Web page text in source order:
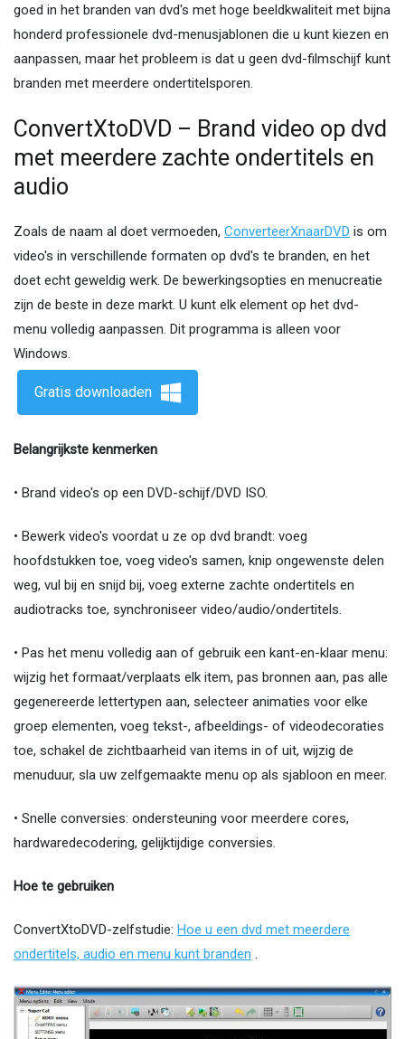
goed in het branden van dvd's met hoge beeldkwaliteit met bijna
honderd professionele dvd-menusjablonen die u kunt kiezen en
aanpassen, maar het probleem is dat u geen dvd-filmschijf kunt
branden met meerdere ondertitelsporen.
ConvertXtoDVD – Brand video op dvd
met meerdere zachte ondertitels en
audio
Zoals de naam al doet vermoeden, ConverteerXnaarDVD is om
video's in verschillende formaten op dvd's te branden, en het
doet echt geweldig werk. De bewerkingsopties en menucreatie
zijn de beste in deze markt. U kunt elk element op het dvd-
menu volledig aanpassen. Dit programma is alleen voor
Windows.
Gratis downloaden
Belangrijkste kenmerken
• Brand video's op een DVD-schijf/DVD ISO.
• Bewerk video's voordat u ze op dvd brandt: voeg
hoofdstukken toe, voeg video's samen, knip ongewenste delen
weg, vul bij en snijd bij, voeg externe zachte ondertitels en
audiotracks toe, synchroniseer video/audio/ondertitels.
• Pas het menu volledig aan of gebruik een kant-en-klaar menu:
wijzig het formaat/verplaats elk item, pas bronnen aan, pas alle
gegenereerde lettertypen aan, selecteer animaties voor elke
groep elementen, voeg tekst-, afbeeldings- of videodecoraties
toe, schakel de zichtbaarheid van items in of uit, wijzig de
menuduur, sla uw zelfgemaakte menu op als sjabloon en meer.
• Snelle conversies: ondersteuning voor meerdere cores,
hardwaredecodering, gelijktijdige conversies.
Hoe te gebruiken
ConvertXtoDVD-zelfstudie: Hoe u een dvd met meerdere
ondertitels, audio en menu kunt branden .